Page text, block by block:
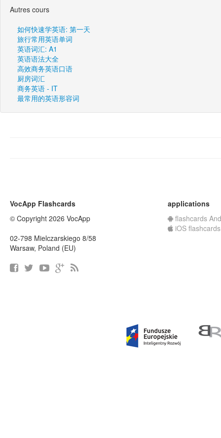
Autres cours
如何快速学英语: 第一天
旅行常用英语单词
英语词汇: A1
英语语法大全
高效商务英语口语
厨房词汇
商务英语 - IT
最常用的英语形容词
VocApp Flashcards
© Copyright 2026 VocApp
02-798 Mielczarskiego 8/58
Warsaw, Poland (EU)
applications
flashcards
iOS flashcards